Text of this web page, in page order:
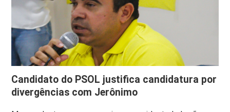
Candidato do PSOL justifica candidatura por
divergências com Jerônimo